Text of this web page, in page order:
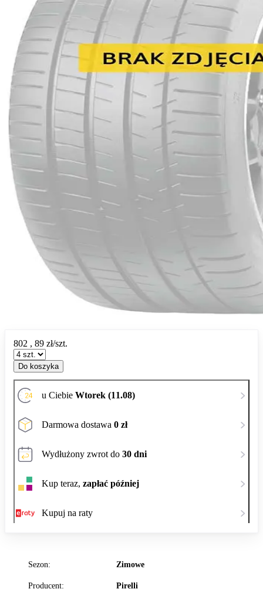
Sezon: Zimowe
Producent: Pirelli
802 , 89 zł/szt.
Do koszyka
u Ciebie Wtorek (11.08)
Darmowa dostawa 0 zł
Wydłużony zwrot do 30 dni
Kup teraz, zapłać później
Kupuj na raty